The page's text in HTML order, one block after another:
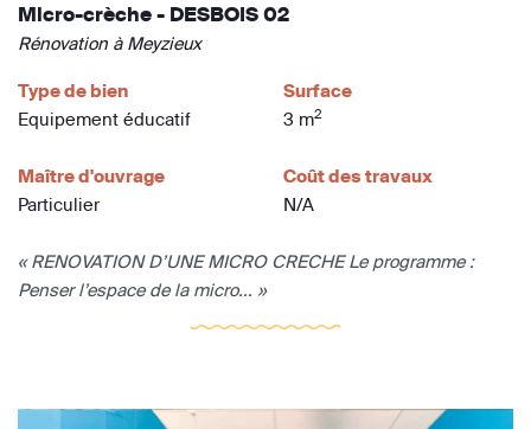
Micro-crèche - DESBOIS 02
Rénovation à Meyzieux
Type de bien
Equipement éducatif
Surface
3 m2
Maître d'ouvrage
Particulier
Coût des travaux
N/A
« RENOVATION D’UNE MICRO CRECHE Le programme :
Penser l’espace de la micro... »